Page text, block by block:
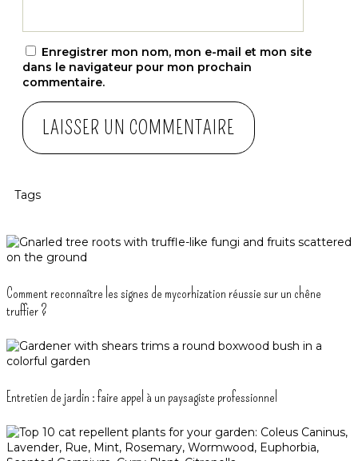
Enregistrer mon nom, mon e-mail et mon site
dans le navigateur pour mon prochain
commentaire.
Tags
Comment reconnaître les signes de mycorhization réussie sur un chêne
truffier ?
Entretien de jardin : faire appel à un paysagiste professionnel